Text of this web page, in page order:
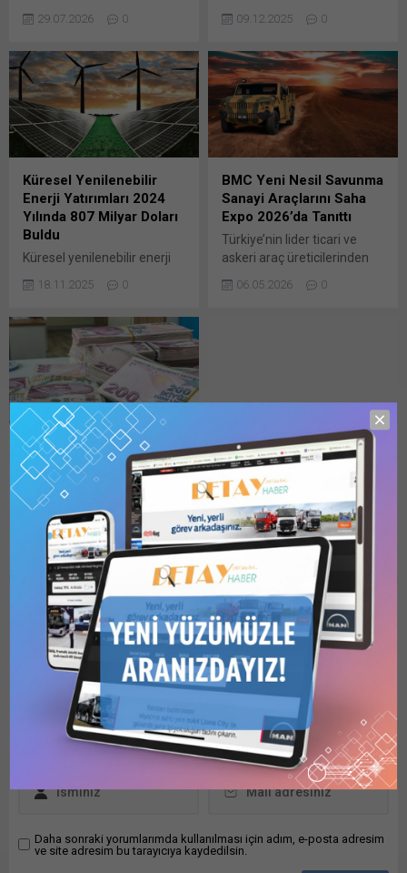
GENEL MÜDÜRLÜĞÜ EMET
HİSARCIK AÇIK OCAĞI
82400000 TON DEKAPAJ
YAPIM İŞİ yapım işi 4734
sayılı Kamu İhale
Kanununun 19 Bunu paylaş:
X'te paylaşmak için tıklayın
(Yeni pencerede açılır) X
Linkedln üzerinden
paylaşmak için tıklayın (Yeni
pencerede açılır) LinkedIn
tıklayın (Yeni pencerede
açılır) WhatsApp
tıklayın (Yeni...
29.07.2026 0
vasıtalar için ücretsiz check-
ve işçilik indirimleri sizleri
bekliyor. IVECO, kış şartlarına
hazırlık ve güvenli sürüş
sağlamak amacıyla aralık
ayı boyunca geçerli olan iki
özel satış sonrası kampanya
başlattı. Aralık ayı boyunca
uygulanacak kampanyalar
kapsamında, ağır vasıta
sahiplerine ücretsiz check-
up...
09.12.2025 0
Küresel Yenilenebilir
Enerji Yatırımları 2024
Yılında 807 Milyar Doları
Buldu
Küresel yenilenebilir enerji
milyar dolara yükseldi.
2025 13:40 Uluslararası
Yenilenebilir Enerji
Ajansından (IRENA) yapılan
açıklamaya göre, ajansın,
İklim Politikası Girişimi (CPI)
ile hazırladığı rapor, küresel
enerji dönüşümüne yönelik
yatırımların geçen yıl 2,4
trilyon dolara çıkarak rekora
ulaştığını ortaya koydu.
Yenilenebilir enerji
yatırımlarında büyüme...
18.11.2025 0
BMC Yeni Nesil Savunma
Sanayi Araçlarını Saha
Expo 2026’da Tanıttı
Türkiye’nin lider ticari ve
askeri araç üreticilerinden
tarihleri arasında İstanbul
2026’da sahneye çıkan,
çözümü PAMİR 4×4, BMC
standında en çok dikkat
çeken araçlardan biri olarak
ziyaretçilerden...
06.05.2026 0
Bütçe 229,9 milyar TL
açık verdi
Merkezi yönetim bütçe
giderleri mart ayında, 1
trilyon 460 milyar 416
milyon TL, bütçe gelirleri 1
trilyon 230 milyar 545
milyon TL olarak gerçekleşti.
Bütçe açığı ise, 229,9 milyar
TL oldu. Hazine ve Maliye
Bakanlığı, Mart 2026
dönemine ait Merkezi
Yönetim Aylık Bütçe
Gerçekleşme Raporu’nu
yayımladı. Rapora göre,
2026 yılı...
15.04.2026 0
TİM ocak verileri
açıklandı: İhracat talebi
güçlendi, pazar direnci
zayıfladı
TİM İhracat Pazar
Monitörü’nün ocak ayı
sonuçlarına göre, İhracat
Talep Endeksi 100,6, Pazar
Dayanıklılık Endeksi ise 99,4
puan olarak gerçekleşti.
Türkiye İhracatçılar
Meclisi’nden (TİM) yapılan
açıklamaya göre, önemli
pazarlarda talebi oluşturan
koşullar ile global
ekonomideki talep ve
risklerin takip edildiği İhracat
Pazar Monitörü’nün ocak ayı
sonuçları paylaşıldı. Buna
göre, ihraç...
25.02.2026 0
Bir Yorum Yazın
Daha sonraki yorumlarımda kullanılması için adım, e-posta adresim
ve site adresim bu tarayıcıya kaydedilsin.